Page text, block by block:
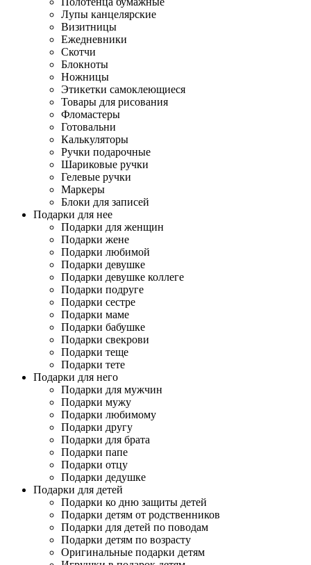
Лупы канцелярские
Визитницы
Ежедневники
Скотчи
Блокноты
Ножницы
Этикетки самоклеющиеся
Товары для рисования
Фломастеры
Готовальни
Калькуляторы
Ручки подарочные
Шариковые ручки
Гелевые ручки
Маркеры
Блоки для записей
Подарки для нее
Подарки для женщин
Подарки жене
Подарки любимой
Подарки девушке
Подарки девушке коллеге
Подарки подруге
Подарки сестре
Подарки маме
Подарки бабушке
Подарки свекрови
Подарки теще
Подарки тете
Подарки для него
Подарки для мужчин
Подарки мужу
Подарки любимому
Подарки другу
Подарки для брата
Подарки папе
Подарки отцу
Подарки дедушке
Подарки для детей
Подарки ко дню защиты детей
Подарки детям от родственников
Подарки для детей по поводам
Подарки детям по возрасту
Оригинальные подарки детям